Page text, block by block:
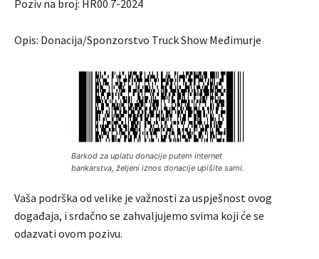
Poziv na broj: HR00 7-2024
Opis: Donacija/Sponzorstvo Truck Show Međimurje
Barkod za uplatu donacije putem internet
bankarstva, željeni iznos donacije upišite sami.
Vaša podrška od velike je važnosti za uspješnost ovog
događaja, i srdačno se zahvaljujemo svima koji će se
odazvati ovom pozivu.